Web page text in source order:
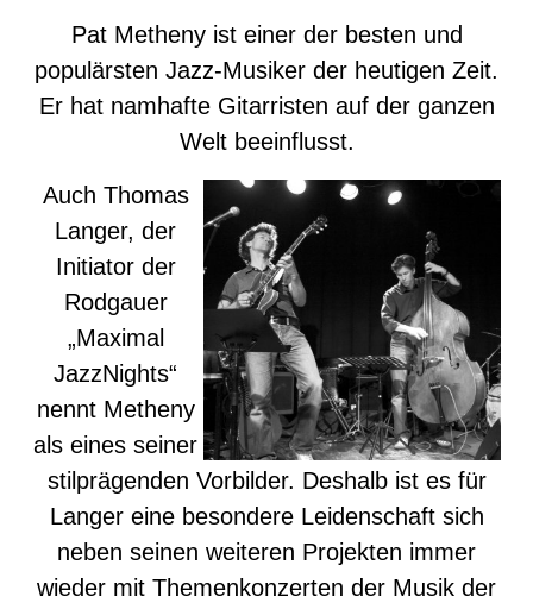
Pat Metheny ist einer der besten und
populärsten Jazz-Musiker der heutigen Zeit.
Er hat namhafte Gitarristen auf der ganzen
Welt beeinflusst.
Auch Thomas
Langer, der
Initiator der
Rodgauer
„Maximal
JazzNights“
nennt Metheny
als eines seiner
stilprägenden Vorbilder. Deshalb ist es für
Langer eine besondere Leidenschaft sich
neben seinen weiteren Projekten immer
wieder mit Themenkonzerten der Musik der